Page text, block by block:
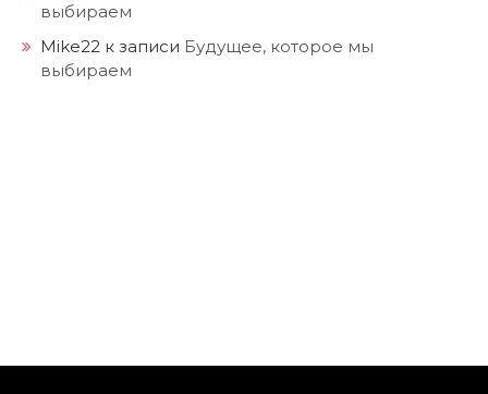
выбираем
Mike22 к записи Будущее, которое мы
выбираем